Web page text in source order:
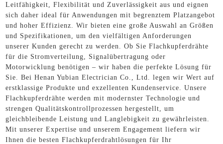
Leitfähigkeit, Flexibilität und Zuverlässigkeit aus und eignen
sich daher ideal für Anwendungen mit begrenztem Platzangebot
und hoher Effizienz. Wir bieten eine große Auswahl an Größen
und Spezifikationen, um den vielfältigen Anforderungen
unserer Kunden gerecht zu werden. Ob Sie Flachkupferdrähte
für die Stromverteilung, Signalübertragung oder
Motorwicklung benötigen – wir haben die perfekte Lösung für
Sie. Bei Henan Yubian Electrician Co., Ltd. legen wir Wert auf
erstklassige Produkte und exzellenten Kundenservice. Unsere
Flachkupferdrähte werden mit modernster Technologie und
strengen Qualitätskontrollprozessen hergestellt, um
gleichbleibende Leistung und Langlebigkeit zu gewährleisten.
Mit unserer Expertise und unserem Engagement liefern wir
Ihnen die besten Flachkupferdrahtlösungen für Ihr